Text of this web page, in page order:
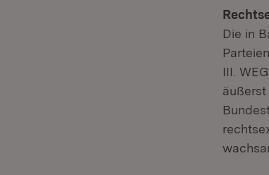
Die in
III.
äußerst